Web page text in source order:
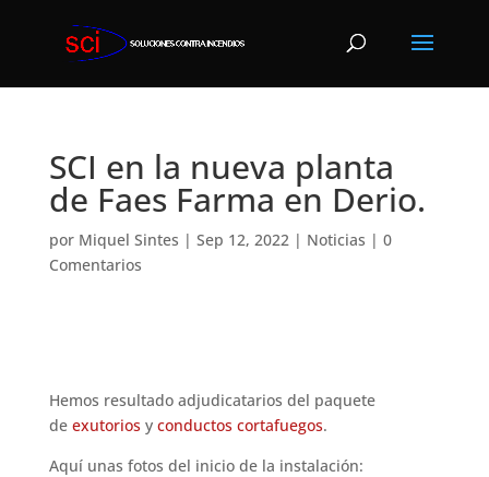
SCI en la nueva planta
de Faes Farma en Derio.
por Miquel Sintes | Sep 12, 2022| Noticias | 0
Comentarios
Hemos resultado adjudicatarios del paquete
de exutoriosy conductos cortafuegos.
Aquí unas fotos del inicio de la instalación: